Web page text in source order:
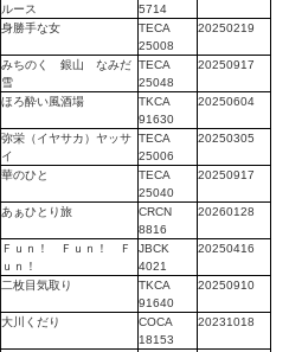
ルース
5714
身勝手な女
TECA
25008
20250219
みちのく 銀山 なみだ
雪
TECA
25048
20250917
ほろ酔い風酒場
TKCA
91630
20250604
弥栄（イヤサカ）ヤッサ
イ
TECA
25006
20250305
華のひと
TECA
25040
20250917
あぁひとり旅
CRCN
8816
20260128
Ｆｕｎ！ Ｆｕｎ！ Ｆ
ｕｎ！
JBCK
4021
20250416
二枚目気取り
TKCA
91640
20250910
大川くだり
COCA
18153
20231018